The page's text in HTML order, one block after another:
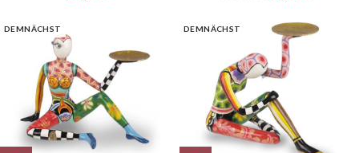
DEMNÄCHST DEMNÄCHST